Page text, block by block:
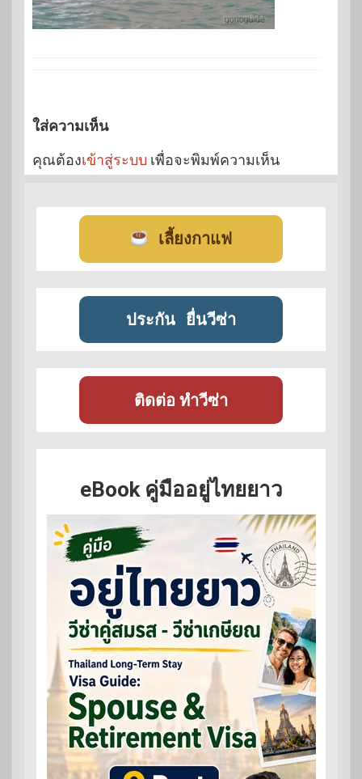
ใส่ความเห็น
คุณต้องเข้าสู่ระบบ เพื่อจะพิมพ์ความเห็น
เลี้ยงกาแฟ
ประกัน ยื่นวีซ่า
ติดต่อ ทำวีซ่า
eBook คู่มืออยู่ไทยยาว